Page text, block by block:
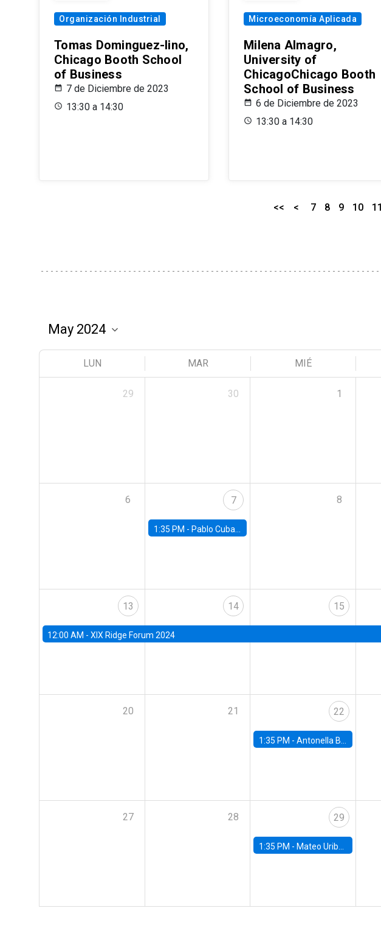
Organización Industrial
Tomas Dominguez-Iino,
Chicago Booth School
of Business
7 de Diciembre de 2023
13:30 a 14:30
Microeconomía Aplicada
Milena Almagro,
University of
ChicagoChicago Booth
School of Business
6 de Diciembre de 2023
13:30 a 14:30
<< < 7 8 9 10 11
LUN MAR MIÉ
29 30 1
6 7
1:35 PM - Pablo Cuba, FED Board
8
13
12:00 AM - XIX Ridge Forum 2024
14 15
20 21 22
1:35 PM -Antonella Bancalari, Institute for Fiscal Studies (IFS) and Research Associate at University College London (UCL)
27 28 29
1:35 PM - Mateo Uribe-Castro, Universidad de los Andes (Colombia)